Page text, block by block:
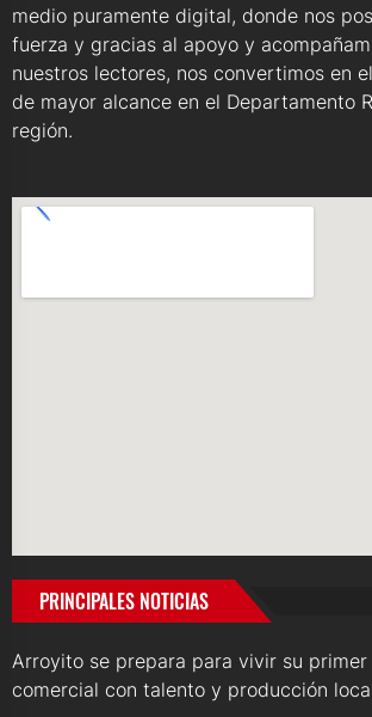
medio puramente digital, donde nos
fuerza y gracias al apoyo y
nuestros lectores, nos convertimos en
de mayor alcance en el Departamento
región.
PRINCIPALES NOTICIAS
Arroyito se prepara para vivir su primer
comercial con talento y producción